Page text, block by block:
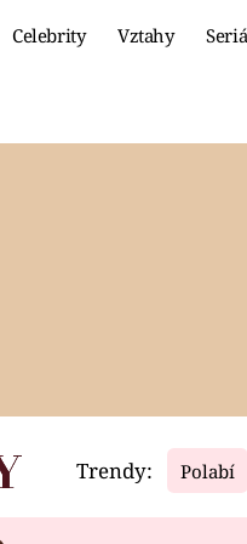
Celebrity Vztahy
Video
Trendy: Polabí